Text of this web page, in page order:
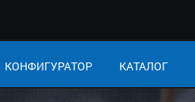
КОНФИГУРАТОР КАТАЛОГ